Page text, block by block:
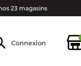
23 magasins
Connexion